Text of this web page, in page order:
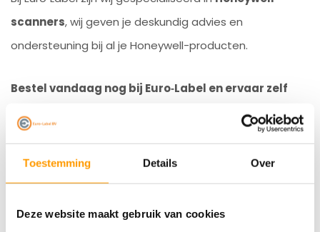
Toestemming Details Over
Deze website maakt gebruik van cookies
scanners, wij geven je deskundig advies en
ondersteuning bij al je Honeywell-producten.
Bestel vandaag nog bij Euro‑Label en ervaar zelf
Reviews
Gerelateerde producten